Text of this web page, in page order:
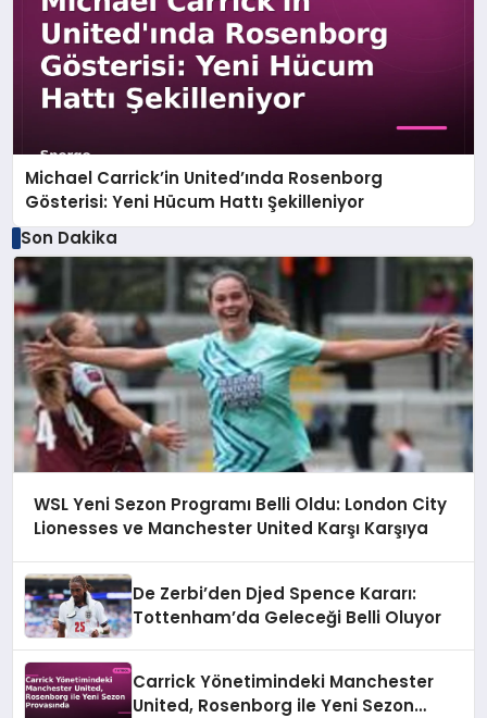
Michael Carrick’in United’ında Rosenborg
Gösterisi: Yeni Hücum Hattı Şekilleniyor
Son Dakika
WSL Yeni Sezon Programı Belli Oldu: London City
Lionesses ve Manchester United Karşı Karşıya
De Zerbi’den Djed Spence Kararı:
Tottenham’da Geleceği Belli Oluyor
Carrick Yönetimindeki Manchester
United, Rosenborg ile Yeni Sezon